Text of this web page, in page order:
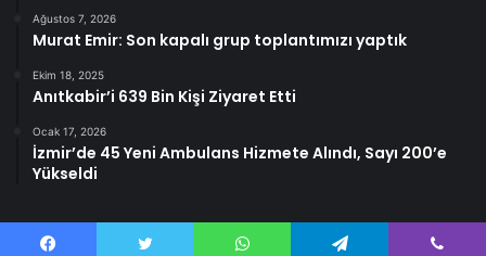
Ağustos 7, 2026
Murat Emir: Son kapalı grup toplantımızı yaptık
Ekim 18, 2025
Anıtkabir’i 639 Bin Kişi Ziyaret Etti
Ocak 17, 2026
İzmir’de 45 Yeni Ambulans Hizmete Alındı, Sayı 200’e
Yükseldi